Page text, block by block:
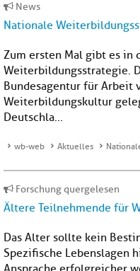
News
Nationale
Zum ersten Mal gibt es in
Weiterbildungsstrategie.
Bundesagentur für Arbeit
Weiterbildungskultur
Deutschla...
wb-web Aktuelles
Forschung quergelesen
Ältere Teilnehmende für
Das Alter sollte kein
Spezifische Lebenslagen